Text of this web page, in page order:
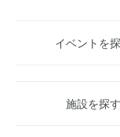
イベントを
施設を探す